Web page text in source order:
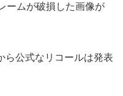
ームが破損した画像が
ら公式なリコールは発表